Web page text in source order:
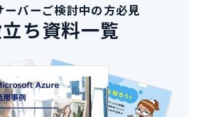
ーバーご検討中の方必見
ち資料一覧